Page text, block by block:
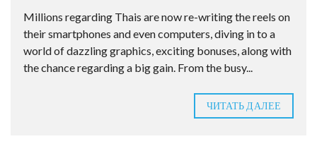
Millions regarding Thais are now re-writing the reels on
their smartphones and even computers, diving in to a
world of dazzling graphics, exciting bonuses, along with
the chance regarding a big gain. From the busy...
ЧИТАТЬ ДАЛЕЕ